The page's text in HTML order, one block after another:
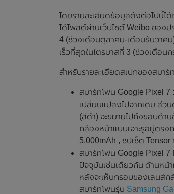
โดยรายละเอียดข้อมูลดังต่อไปนี้ไ
ได้โพสต์ผ่านเว็ปไซต์ Weibo ของ
4 (ช่วงเดือนตุลาคม-เดือนธันวาคม
เร็วที่สุดในไตรมาสที่ 3 (ช่วงเดือ
สำหรับรายละเอียดสเปกของสมา
สมาร์ทโฟน Google Pixel
เปลี่ยนแปลงไปจากเดิม ส่ว
(สีดำ) จะขยายไปถึงขอบด้า
กล้องหน้าแบบเจาะรูอยู่ตร
5,000mAh , ชิปเซ็ต
สมาร์ทโฟน Google Pixel
ปัจจุบันเช่นเดียวกัน ด้านหน้
หลังจะเห็นกรอบของเลนส์
สมาร์ทโฟนรุ่น Samsung